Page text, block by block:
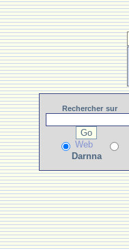
Rechercher sur
Web
Darnna